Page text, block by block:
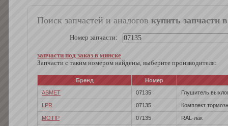
Поиск запчастей и аналогов купить запчасти
Номер запчасти:
запчасти под заказ в минске
Запчасти с таким номером найдены, выберите производителя:
Бренд
Номер
ASMET
07135 Глушитель
LPR 07135 Комплект
MOTIP 07135 RAL-лак